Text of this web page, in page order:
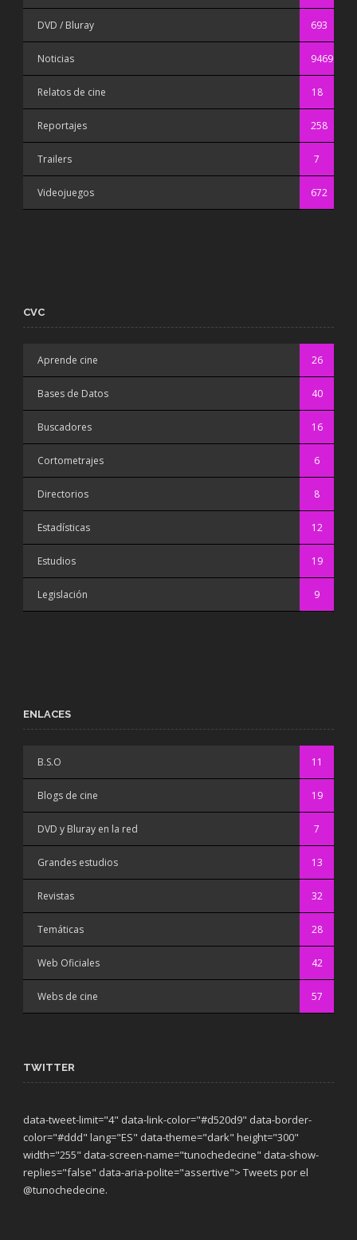
DVD / Bluray 693
Noticias 9469
Relatos de cine 18
Reportajes 258
Trailers 7
Videojuegos 672
CVC
Aprende cine 26
Bases de Datos 40
Buscadores 16
Cortometrajes 6
Directorios 8
Estadísticas 12
Estudios 19
Legislación 9
ENLACES
B.S.O 11
Blogs de cine 19
DVD y Bluray en la red 7
Grandes estudios 13
Revistas 32
Temáticas 28
Web Oficiales 42
Webs de cine 57
TWITTER
data-tweet-limit="4" data-link-color="#d520d9" data-border-
color="#ddd" lang="ES" data-theme="dark" height="300"
width="255" data-screen-name="tunochedecine" data-show-
replies="false" data-aria-polite="assertive"> Tweets por el
@tunochedecine.